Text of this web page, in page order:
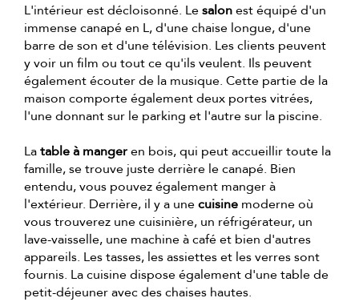
L'intérieur est décloisonné. Lesalonest équipé d'un
immense canapé en L, d'une chaise longue, d'une
barre de son et d'une télévision. Les clients peuvent
y voir un film ou tout ce qu'ils veulent. Ils peuvent
également écouter de la musique. Cette partie de la
maison comporte également deux portes vitrées,
l'une donnant sur le parking et l'autre sur la piscine.
Latable à mangeren bois, qui peut accueillir toute la
famille, se trouve juste derrière le canapé. Bien
entendu, vous pouvez également manger à
l'extérieur. Derrière, il y a unecuisine moderne où
vous trouverez une cuisinière, un réfrigérateur, un
lave-vaisselle, une machine à café et bien d'autres
appareils. Les tasses, les assiettes et les verres sont
fournis. La cuisine dispose également d'une table de
petit-déjeuner avec des chaises hautes.